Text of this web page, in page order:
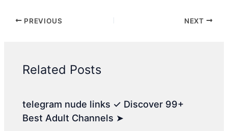
PREVIOUS NEXT
Related Posts
telegram nude links ✓ Discover 99+
Best Adult Channels ➤